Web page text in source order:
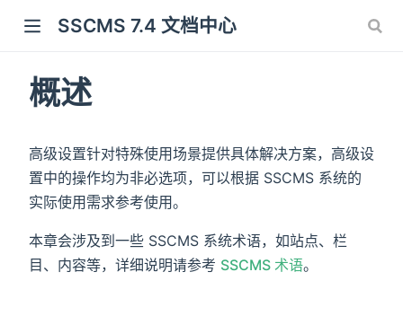
SSCMS 7.4 文档中心
概述
高级设置针对特殊使用场景提供具体解决方案，高级设
置中的操作均为非必选项，可以根据 SSCMS 系统的
实际使用需求参考使用。
本章会涉及到一些 SSCMS 系统术语，如站点、栏
目、内容等，详细说明请参考 SSCMS 术语。